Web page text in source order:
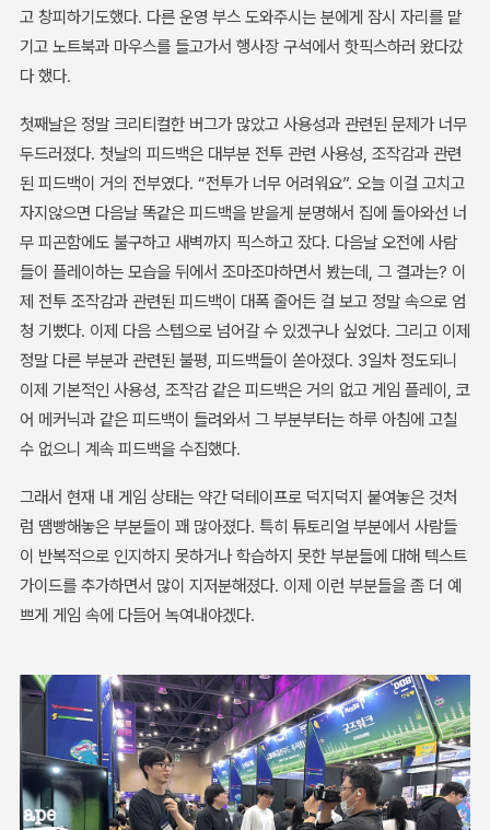
고 창피하기도했다. 다른 운영 부스 도와주시는 분에게 잠시 자리를 맡
기고 노트북과 마우스를 들고가서 행사장 구석에서 핫픽스하러 왔다갔
다 했다.
첫째날은 정말 크리티컬한 버그가 많았고 사용성과 관련된 문제가 너무
두드러졌다. 첫날의 피드백은 대부분 전투 관련 사용성, 조작감과 관련
된 피드백이 거의 전부였다. “전투가 너무 어려워요”. 오늘 이걸 고치고
자지않으면 다음날 똑같은 피드백을 받을게 분명해서 집에 돌아와선 너
무 피곤함에도 불구하고 새벽까지 픽스하고 잤다. 다음날 오전에 사람
들이 플레이하는 모습을 뒤에서 조마조마하면서 봤는데, 그 결과는? 이
제 전투 조작감과 관련된 피드백이 대폭 줄어든 걸 보고 정말 속으로 엄
청 기뻤다. 이제 다음 스텝으로 넘어갈 수 있겠구나 싶었다. 그리고 이제
정말 다른 부분과 관련된 불평, 피드백들이 쏟아졌다. 3일차 정도되니
이제 기본적인 사용성, 조작감 같은 피드백은 거의 없고 게임 플레이, 코
어 메커닉과 같은 피드백이 들려와서 그 부분부터는 하루 아침에 고칠
수 없으니 계속 피드백을 수집했다.
그래서 현재 내 게임 상태는 약간 덕테이프로 덕지덕지 붙여놓은 것처
럼 땜빵해놓은 부분들이 꽤 많아졌다. 특히 튜토리얼 부분에서 사람들
이 반복적으로 인지하지 못하거나 학습하지 못한 부분들에 대해 텍스트
가이드를 추가하면서 많이 지저분해졌다. 이제 이런 부분들을 좀 더 예
쁘게 게임 속에 다듬어 녹여내야겠다.